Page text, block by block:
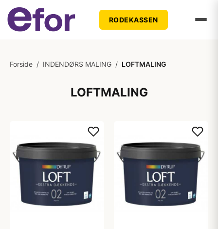
RODEKASSEN
Forside / INDENDØRS MALING / LOFTMALING
LOFTMALING